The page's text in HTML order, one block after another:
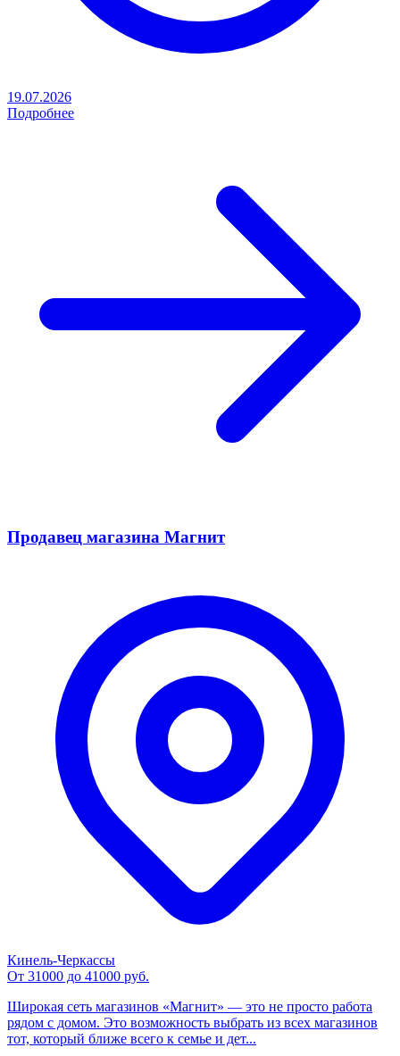
19.07.2026
Подробнее
Продавец магазина Магнит
Кинель-Черкассы
От 31000 до 41000 руб.
Широкая сеть магазинов «Магнит» — это не просто работа
рядом с домом. Это возможность выбрать из всех магазинов
тот, который ближе всего к семье и дет...